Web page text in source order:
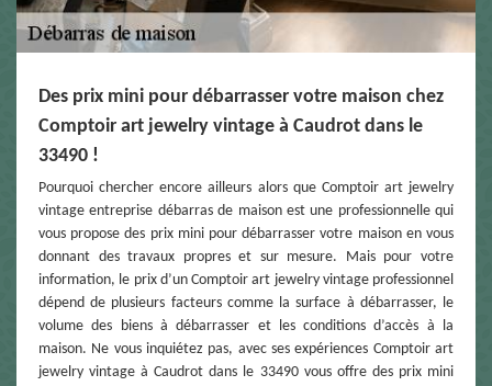
Des prix mini pour débarrasser votre maison chez
Comptoir art jewelry vintage à Caudrot dans le
33490 !
Pourquoi chercher encore ailleurs alors que Comptoir art jewelry
vintage entreprise débarras de maison est une professionnelle qui
vous propose des prix mini pour débarrasser votre maison en vous
donnant des travaux propres et sur mesure. Mais pour votre
information, le prix d’un Comptoir art jewelry vintage professionnel
dépend de plusieurs facteurs comme la surface à débarrasser, le
volume des biens à débarrasser et les conditions d’accès à la
maison. Ne vous inquiétez pas, avec ses expériences Comptoir art
jewelry vintage à Caudrot dans le 33490 vous offre des prix mini